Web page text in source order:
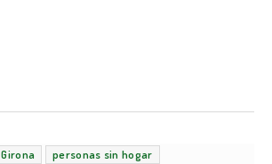
Girona personas sin hogar